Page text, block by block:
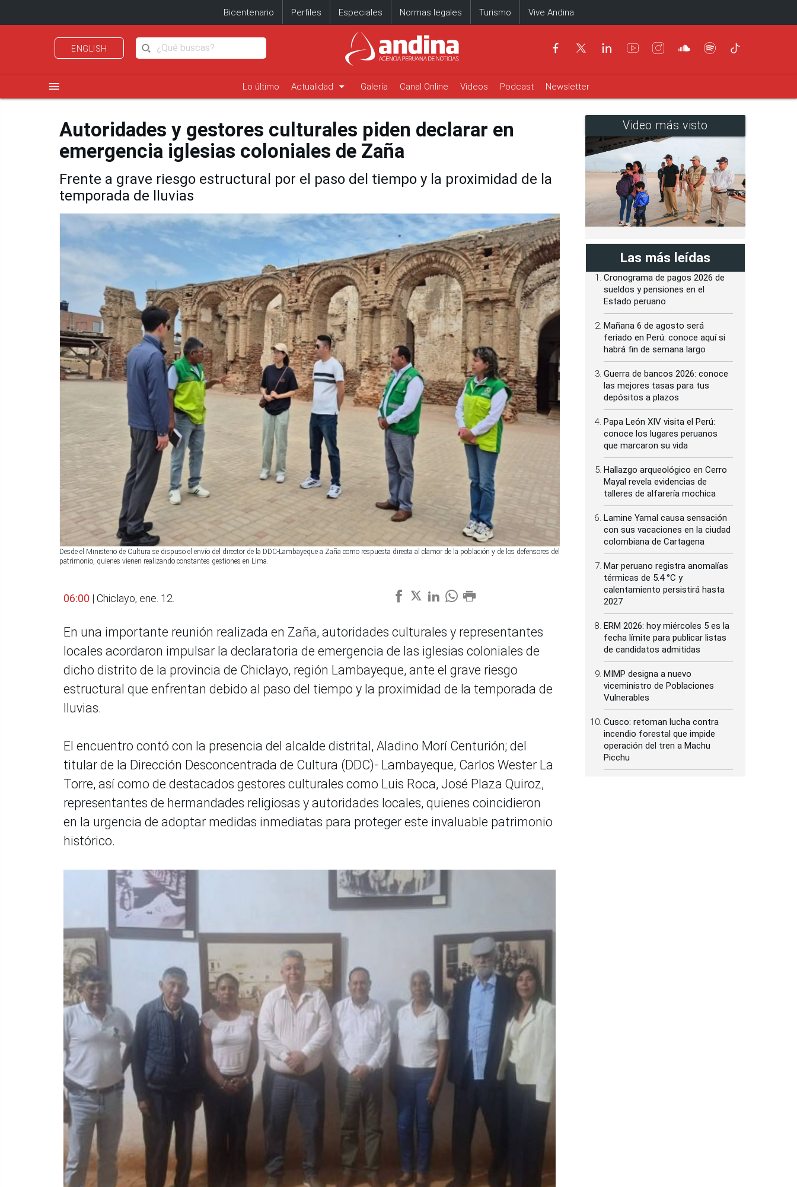
Bicentenario Perfiles Especiales Normas legales Turismo Vive Andina
ENGLISH
menu Lo último Actualidad arrow_drop_down Galería Canal Online Videos Podcast Newsletter
Autoridades y gestores culturales piden declarar en
emergencia iglesias coloniales de Zaña
Frente a grave riesgo estructural por el paso del tiempo y la proximidad de la
temporada de lluvias
Desde el Ministerio de Cultura se dispuso el envío del director de la DDC-Lambayeque a Zaña como respuesta directa al clamor de la población y de los defensores del
patrimonio, quienes vienen realizando constantes gestiones en Lima.
06:00 | Chiclayo, ene. 12.
En una importante reunión realizada en Zaña, autoridades culturales y representantes
locales acordaron impulsar la declaratoria de emergencia de las iglesias coloniales de
dicho distrito de la provincia de Chiclayo, región Lambayeque, ante el grave riesgo
estructural que enfrentan debido al paso del tiempo y la proximidad de la temporada de
lluvias.
El encuentro contó con la presencia del alcalde distrital, Aladino Morí Centurión; del
titular de la Dirección Desconcentrada de Cultura (DDC)- Lambayeque, Carlos Wester La
Torre, así como de destacados gestores culturales como Luis Roca, José Plaza Quiroz,
representantes de hermandades religiosas y autoridades locales, quienes coincidieron
en la urgencia de adoptar medidas inmediatas para proteger este invaluable patrimonio
histórico.
Video más visto
Las más leídas
Cronograma de pagos 2026 de
sueldos y pensiones en el
Estado peruano
Mañana 6 de agosto será
feriado en Perú: conoce aquí si
habrá fin de semana largo
Guerra de bancos 2026: conoce
las mejores tasas para tus
depósitos a plazos
Papa León XIV visita el Perú:
conoce los lugares peruanos
que marcaron su vida
Hallazgo arqueológico en Cerro
Mayal revela evidencias de
talleres de alfarería mochica
Lamine Yamal causa sensación
con sus vacaciones en la ciudad
colombiana de Cartagena
Mar peruano registra anomalías
térmicas de 5.4 °C y
calentamiento persistirá hasta
2027
ERM 2026: hoy miércoles 5 es la
fecha límite para publicar listas
de candidatos admitidas
MIMP designa a nuevo
viceministro de Poblaciones
Vulnerables
Cusco: retoman lucha contra
incendio forestal que impide
operación del tren a Machu
Picchu